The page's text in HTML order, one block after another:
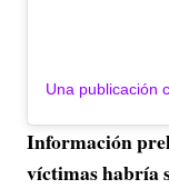
Información
víctimas habría